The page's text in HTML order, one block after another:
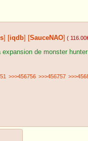
] [iqdb] [SauceNAO] (
expansion de monster
>>>456756 >>>456757